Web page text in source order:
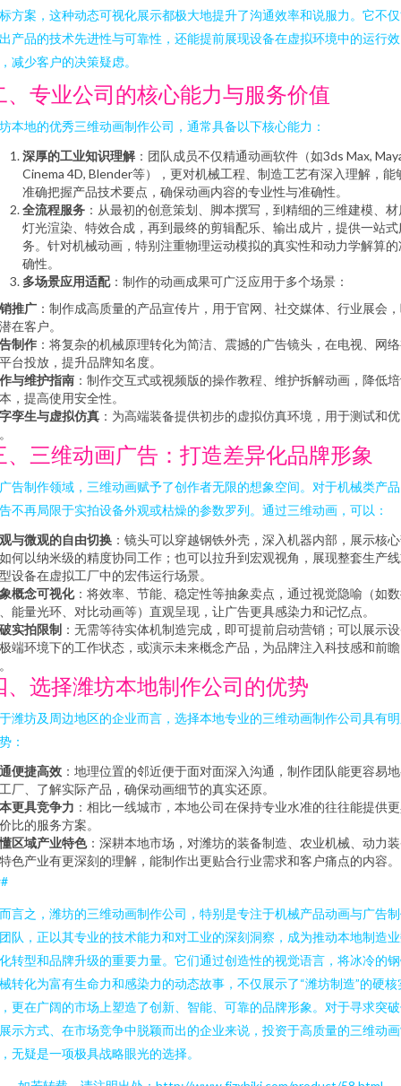
方案，这种动态可视化展示都极大地提升了沟通效率和说服力。它不
产品的技术先进性与可靠性，还能提前展现设备在虚拟环境中的运行效
减少客户的决策疑虑。
、专业公司的核心能力与服务价值
本地的优秀三维动画制作公司，通常具备以下核心能力：
深厚的工业知识理解：团队成员不仅精通动画软件（如3ds Max,
Cinema 4D, Blender等），更对机械工程、制造工艺有深入理解，能
准确把握产品技术要点，确保动画内容的专业性与准确性。
全流程服务 ：从最初的创意策划、脚本撰写，到精细的三维建模、材
灯光渲染、特效合成，再到最终的剪辑配乐、输出成片，提供一站式
务。针对机械动画，特别注重物理运动模拟的真实性和动力学解算的
确性。
多场景应用适配：制作的动画成果可广泛应用于多个场景：
推广 ：制作成高质量的产品宣传片，用于官网、社交媒体、行业展会
在客户。
制作 ：将复杂的机械原理转化为简洁、震撼的广告镜头，在电视、网
台投放，提升品牌知名度。
与维护指南 ：制作交互式或视频版的操作教程、维护拆解动画，降低
，提高使用安全性。
孪生与虚拟仿真 ：为高端装备提供初步的虚拟仿真环境，用于测试和优
、三维动画广告：打造差异化品牌形象
告制作领域，三维动画赋予了创作者无限的想象空间。对于机械类产
不再局限于实拍设备外观或枯燥的参数罗列。通过三维动画，可以：
与微观的自由切换 ：镜头可以穿越钢铁外壳，深入机器内部，展示核
何以纳米级的精度协同工作；也可以拉升到宏观视角，展现整套生产
设备在虚拟工厂中的宏伟运行场景。
概念可视化：将效率、节能、稳定性等抽象卖点，通过视觉隐喻（如
能量光环、对比动画等）直观呈现，让广告更具感染力和记忆点。
实拍限制 ：无需等待实体机制造完成，即可提前启动营销；可以展示
端环境下的工作状态，或演示未来概念产品，为品牌注入科技感和前瞻
、选择潍坊本地制作公司的优势
潍坊及周边地区的企业而言，选择本地专业的三维动画制作公司具有
：
便捷高效 ：地理位置的邻近便于面对面深入沟通，制作团队能更容易
厂、了解实际产品，确保动画细节的真实还原。
更具竞争力 ：相比一线城市，本地公司在保持专业水准的往往能提供
比的服务方案。
区域产业特色：深耕本地市场，对潍坊的装备制造、农业机械、动力
色产业有更深刻的理解，能制作出更贴合行业需求和客户痛点的内容。
言之，潍坊的三维动画制作公司，特别是专注于机械产品动画与广告
队，正以其专业的技术能力和对工业的深刻洞察，成为推动本地制造
转型和品牌升级的重要力量。它们通过创造性的视觉语言，将冰冷的
转化为富有生命力和感染力的动态故事，不仅展示了“潍坊制造”的硬核
更在广阔的市场上塑造了创新、智能、可靠的品牌形象。对于寻求突
示方式、在市场竞争中脱颖而出的企业来说，投资于高质量的三维动
无疑是一项极具战略眼光的选择。